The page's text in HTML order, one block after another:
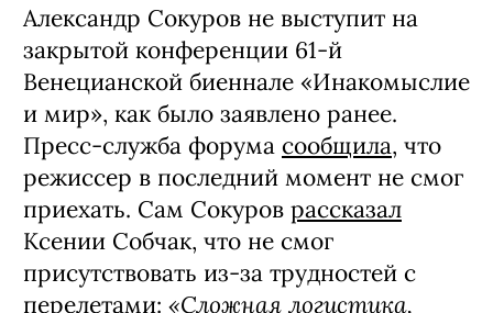
Александр Сокуров не выступит на
закрытой конференции 61-й
Венецианской биеннале «Инакомыслие
и мир», как было заявлено ранее.
Пресс-служба форума сообщила, что
режиссер в последний момент не смог
приехать. Сам Сокуров рассказал
Ксении Собчак, что не смог
присутствовать из-за трудностей с
перелетами: «Сложная логистика,